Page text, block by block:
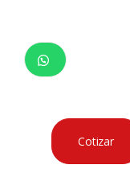
Cotizar